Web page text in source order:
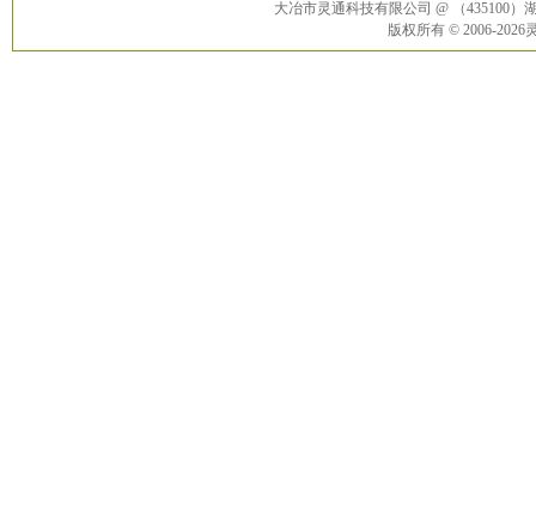
大冶市灵通科技有限公司 @ （435100
版权所有 © 2006-2026